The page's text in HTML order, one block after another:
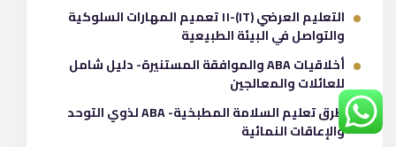
التعليم العرضي (IT)-١١ تعميم المهارات السلوكية
والتواصل في البيئة الطبيعية
أخلاقيات ABA والموافقة المستنيرة- دليل شامل
للعائلات والمعالجين
طرق تعليم السلامة المطبخية- ABA لذوي التوحد
والإعاقات النمائية